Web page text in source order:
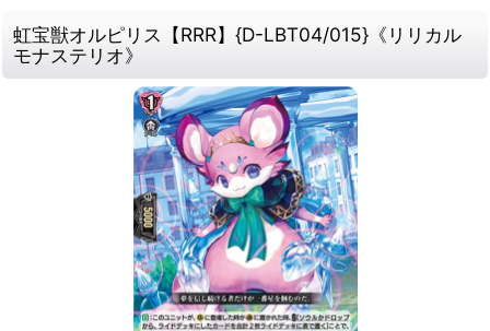
虹宝獣オルピリス【RRR】{D-LBT04/015}《リリカル
モナステリオ》